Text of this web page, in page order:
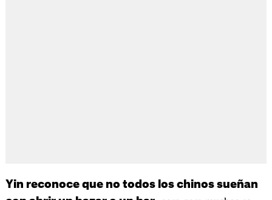
Yin reconoce que no todos los chinos sueñan